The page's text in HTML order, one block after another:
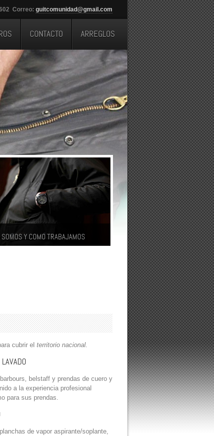
Correo: guitcomunidad@gmail.com
CONTACTO ARREGLOS
Y COMO TRABAJAMOS
cubrir el territorio nacional.
belstaff y prendas de cuero y
a la experiencia profesional
para sus prendas.
de vapor aspirante/soplante,